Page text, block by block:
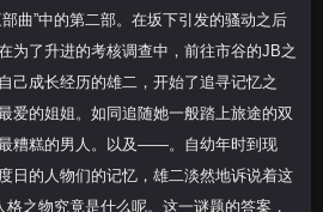
曲”中的第二部。在坂下引发的骚动之后
为了升进的考核调查中，前往市谷的JB之
己成长经历的雄二，开始了追寻记忆之
爱的姐姐。如同追随她一般踏上旅途的双
糟糕的男人。以及——。自幼年时到现
日的人物们的记忆，雄二淡然地诉说着这
格之物究竟是什么呢。这一谜题的答案，